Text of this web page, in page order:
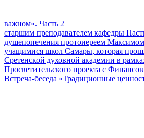
важном». Часть 2
старшим преподавателем кафедры
душепопечения протоиереем
учащимися школ Самары, которая
Сретенской духовной академии в
Просветительского проекта с
Встреча-беседа «Традиционные